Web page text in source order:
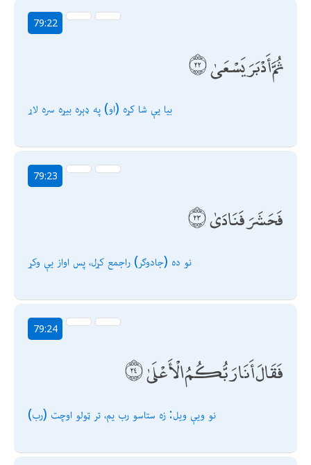
79:22
ثُمَّ أَدْبَرَ يَسْعَىٰ
بيا يې شا كړه (او) په ډېره بيړه سره لاړ
79:23
فَحَشَرَ فَنَادَىٰ
نو ده (جادوګر) راجمع كړل، پس اواز يې وكړ
79:24
فَقَالَ أَنَا رَبُّكُمُ الْأَعْلَىٰ
نو ويې ويل: زه ستاسو رب یم، تر ټولو اوچت (رب)